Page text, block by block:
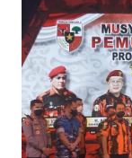
Informasi
INDEKS
BERITA
KONTAK
KAMI